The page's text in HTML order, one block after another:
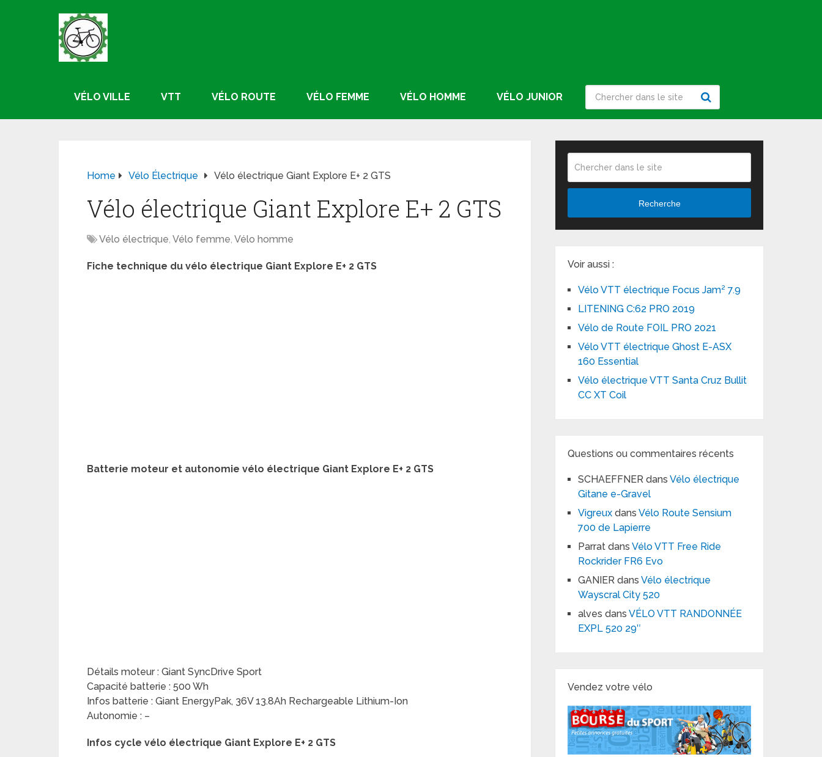
VÉLO VILLE VTT VÉLO ROUTE VÉLO FEMME VÉLO HOMME VÉLO JUNIOR
Home Vélo Électrique Vélo électrique Giant Explore E+ 2 GTS
Vélo électrique Giant Explore E+ 2 GTS
Vélo électrique, Vélo femme, Vélo homme
Fiche technique du vélo électrique Giant Explore E+ 2 GTS
Batterie moteur et autonomie vélo électrique Giant Explore E+ 2 GTS
Détails moteur : Giant SyncDrive Sport
Capacité batterie : 500 Wh
Infos batterie : Giant EnergyPak, 36V 13.8Ah Rechargeable Lithium-Ion
Autonomie : –
Infos cycle vélo électrique Giant Explore E+ 2 GTS
Recherche
Voir aussi :
Vélo VTT électrique Focus Jam² 7.9
LITENING C:62 PRO 2019
Vélo de Route FOIL PRO 2021
Vélo VTT électrique Ghost E-ASX
160 Essential
Vélo électrique VTT Santa Cruz Bullit
CC XT Coil
Questions ou commentaires récents
SCHAEFFNER dansVélo électrique
Gitane e-Gravel
Vigreux dansVélo Route Sensium
700 de Lapierre
Parrat dansVélo VTT Free Ride
Rockrider FR6 Evo
GANIER dansVélo électrique
Wayscral City 520
alves dansVÉLO VTT RANDONNÉE
EXPL 520 29″
Vendez votre vélo